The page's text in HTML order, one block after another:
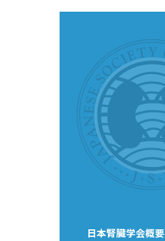
日本腎臓学会概要